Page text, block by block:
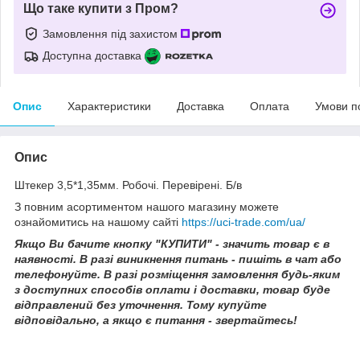
Що таке купити з Пром?
Замовлення під захистом
Доступна доставка
Опис Характеристики Доставка Оплата Умови
Опис
Штекер 3,5*1,35мм. Робочі. Перевірені. Б/в
З повним асортиментом нашого магазину можете
ознайомитись на нашому сайті https://uci-trade.com/ua/
Якщо Ви бачите кнопку "КУПИТИ" - значить товар є в
наявності. В разі виникнення питань - пишіть в чат або
телефонуйте. В разі розміщення замовлення будь-яким
з доступних способів оплати і доставки, товар буде
відправлений без уточнення. Тому купуйте
відповідально, а якщо є питання - звертайтесь!